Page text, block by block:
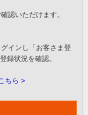
認いただけます。
インし「お客さま登
録状況を確認。
ちら >